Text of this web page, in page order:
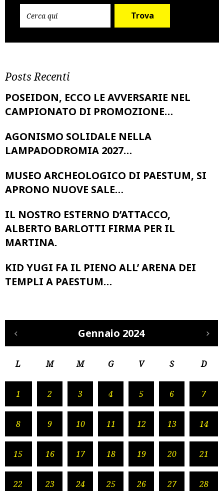
Trova
Posts Recenti
POSEIDON, ECCO LE AVVERSARIE NEL
CAMPIONATO DI PROMOZIONE…
AGONISMO SOLIDALE NELLA
LAMPADODROMIA 2027…
MUSEO ARCHEOLOGICO DI PAESTUM, SI
APRONO NUOVE SALE…
IL NOSTRO ESTERNO D’ATTACCO,
ALBERTO BARLOTTI FIRMA PER IL
MARTINA.
KID YUGI FA IL PIENO ALL’ ARENA DEI
TEMPLI A PAESTUM…
Gennaio 2024
L M M G V S D
1 2 3 4 5 6 7
8 9 10 11 12 13 14
15 16 17 18 19 20 21
22 23 24 25 26 27 28